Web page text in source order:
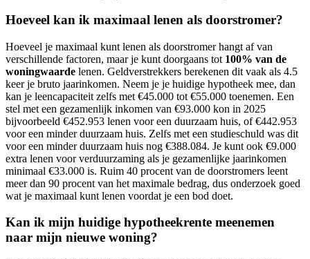
Hoeveel kan ik maximaal lenen als doorstromer?
Hoeveel je maximaal kunt lenen als doorstromer hangt af van
verschillende factoren, maar je kunt doorgaans tot 100% van de
woningwaarde lenen. Geldverstrekkers berekenen dit vaak als 4.5
keer je bruto jaarinkomen. Neem je je huidige hypotheek mee, dan
kan je leencapaciteit zelfs met €45.000 tot €55.000 toenemen. Een
stel met een gezamenlijk inkomen van €93.000 kon in 2025
bijvoorbeeld €452.953 lenen voor een duurzaam huis, of €442.953
voor een minder duurzaam huis. Zelfs met een studieschuld was dit
voor een minder duurzaam huis nog €388.084. Je kunt ook €9.000
extra lenen voor verduurzaming als je gezamenlijke jaarinkomen
minimaal €33.000 is. Ruim 40 procent van de doorstromers leent
meer dan 90 procent van het maximale bedrag, dus onderzoek goed
wat je maximaal kunt lenen voordat je een bod doet.
Kan ik mijn huidige hypotheekrente meenemen
naar mijn nieuwe woning?